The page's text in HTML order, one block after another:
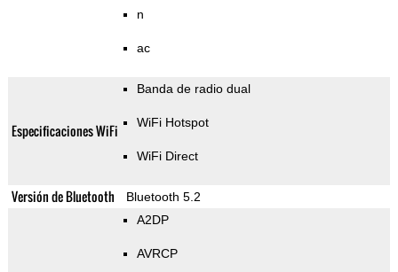
n
ac
Especificaciones WiFi
Banda de radio dual
WiFi Hotspot
WiFi Direct
Versión de Bluetooth Bluetooth 5.2
A2DP
AVRCP